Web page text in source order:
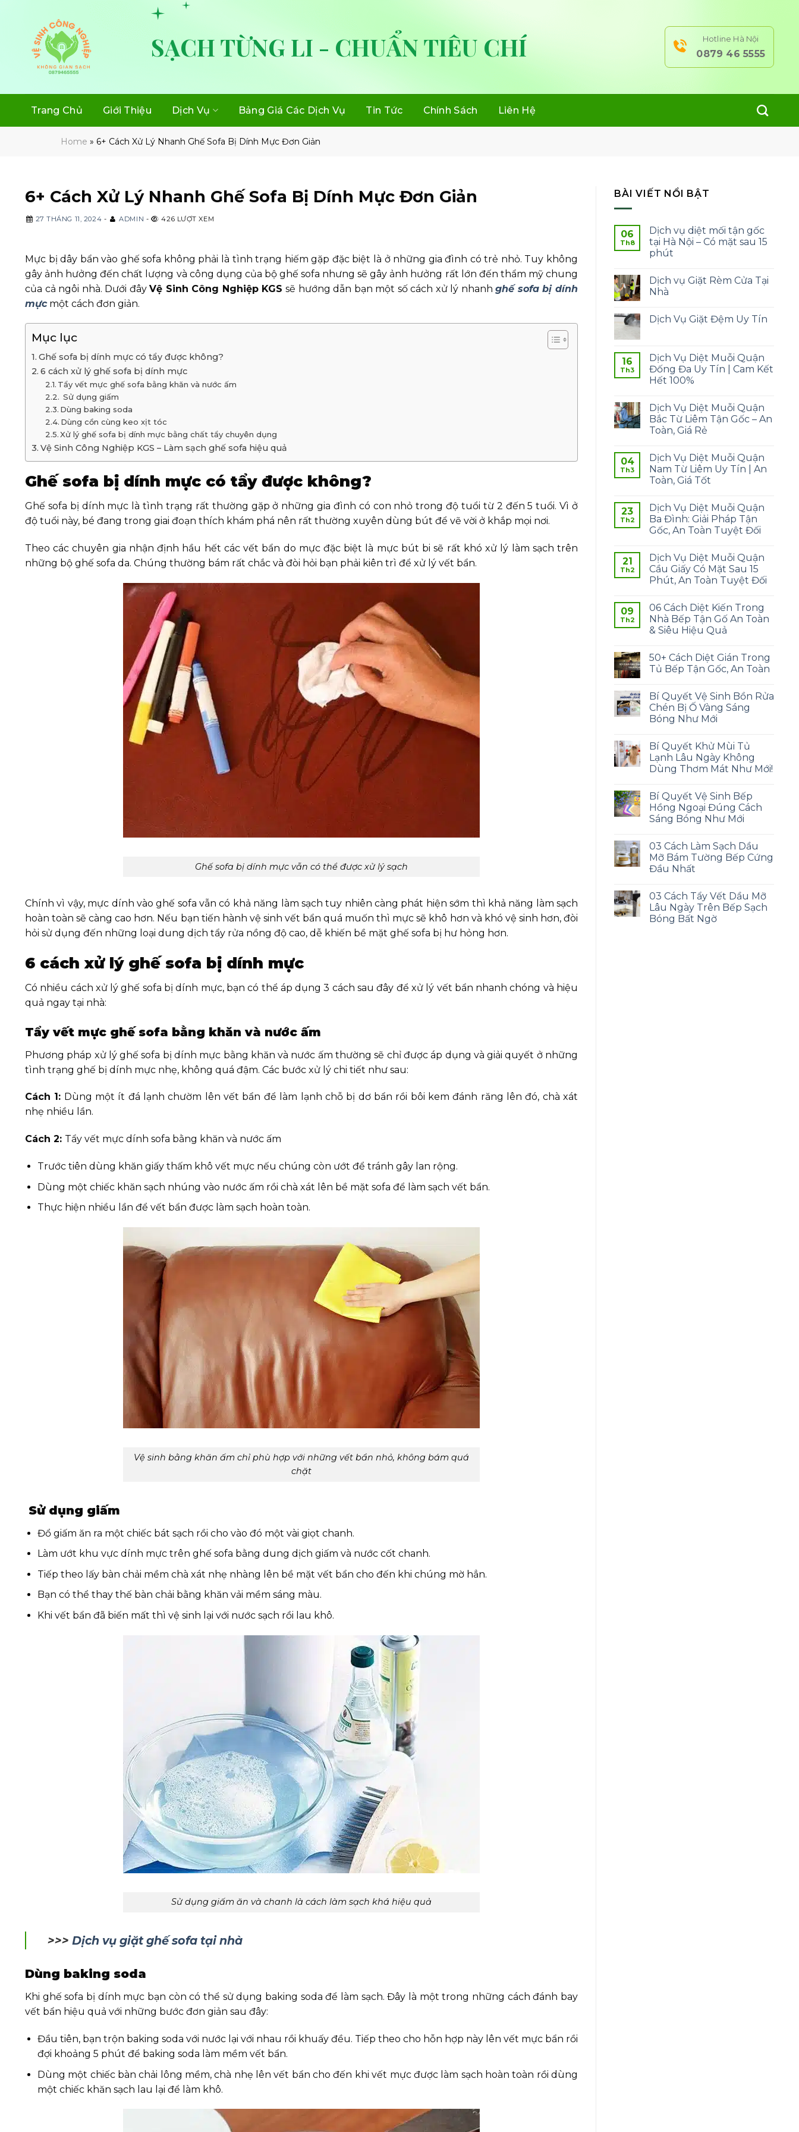
content
SẠCH TỪNG LI - CHUẨN TIÊU CHÍ Hotline Hà Nội
0879 46 5555
Trang Chủ Giới Thiệu Dịch Vụ Bảng Giá Các Dịch Vụ Tin Tức Chính Sách Liên Hệ
Home » 6+ Cách Xử Lý Nhanh Ghế Sofa Bị Dính Mực Đơn Giản
6+ Cách Xử Lý Nhanh Ghế Sofa Bị Dính Mực Đơn Giản
27 THÁNG 11, 2024 - ADMIN - 426 LƯỢT XEM
Mực bị dây bẩn vào ghế sofa không phải là tình trạng hiếm gặp đặc biệt là ở những gia đình có trẻ nhỏ. Tuy không
gây ảnh hưởng đến chất lượng và công dụng của bộ ghế sofa nhưng sẽ gây ảnh hưởng rất lớn đến thẩm mỹ chung
của cả ngôi nhà. Dưới đâyVệ Sinh Công Nghiệp KGS sẽ hướng dẫn bạn một số cách xử lý nhanhghế sofa bị dính
mựcmột cách đơn giản.
Mục lục
Ghế sofa bị dính mực có tẩy được không?
6 cách xử lý ghế sofa bị dính mực
Tẩy vết mực ghế sofa bằng khăn và nước ấm
Sử dụng giấm
Dùng baking soda
Dùng cồn cùng keo xịt tóc
Xử lý ghế sofa bị dính mực bằng chất tẩy chuyên dụng
Vệ Sinh Công Nghiệp KGS – Làm sạch ghế sofa hiệu quả
Ghế sofa bị dính mực có tẩy được không?
Ghế sofa bị dính mực là tình trạng rất thường gặp ở những gia đình có con nhỏ trong độ tuổi từ 2 đến 5 tuổi. Vì ở
độ tuổi này, bé đang trong giai đoạn thích khám phá nên rất thường xuyên dùng bút để vẽ vời ở khắp mọi nơi.
Theo các chuyên gia nhận định hầu hết các vết bẩn do mực đặc biệt là mực bút bi sẽ rất khó xử lý làm sạch trên
những bộ ghế sofa da. Chúng thường bám rất chắc và đòi hỏi bạn phải kiên trì để xử lý vết bẩn.
Ghế sofa bị dính mực vẫn có thể được xử lý sạch
Chính vì vậy, mực dính vào ghế sofa vẫn có khả năng làm sạch tuy nhiên càng phát hiện sớm thì khả năng làm sạch
hoàn toàn sẽ càng cao hơn. Nếu bạn tiến hành vệ sinh vết bẩn quá muốn thì mực sẽ khô hơn và khó vệ sinh hơn, đòi
hỏi sử dụng đến những loại dung dịch tẩy rửa nồng độ cao, dễ khiến bề mặt ghế sofa bị hư hỏng hơn.
6 cách xử lý ghế sofa bị dính mực
Có nhiều cách xử lý ghế sofa bị dính mực, bạn có thể áp dụng 3 cách sau đây để xử lý vết bẩn nhanh chóng và hiệu
quả ngay tại nhà:
Tẩy vết mực ghế sofa bằng khăn và nước ấm
Phương pháp xử lý ghế sofa bị dính mực bằng khăn và nước ấm thường sẽ chỉ được áp dụng và giải quyết ở những
tình trạng ghế bị dính mực nhẹ, không quá đậm. Các bước xử lý chi tiết như sau:
Cách 1: Dùng một ít đá lạnh chườm lên vết bẩn để làm lạnh chỗ bị dơ bẩn rồi bôi kem đánh răng lên đó, chà xát
nhẹ nhiều lần.
Cách 2: Tẩy vết mực dính sofa bằng khăn và nước ấm
Trước tiên dùng khăn giấy thấm khô vết mực nếu chúng còn ướt để tránh gây lan rộng.
Dùng một chiếc khăn sạch nhúng vào nước ấm rồi chà xát lên bề mặt sofa để làm sạch vết bẩn.
Thực hiện nhiều lần để vết bẩn được làm sạch hoàn toàn.
Vệ sinh bằng khăn ấm chỉ phù hợp với những vết bẩn nhỏ, không bám quá
chặt
Sử dụng giấm
Đổ giấm ăn ra một chiếc bát sạch rồi cho vào đó một vài giọt chanh.
Làm ướt khu vực dính mực trên ghế sofa bằng dung dịch giấm và nước cốt chanh.
Tiếp theo lấy bàn chải mềm chà xát nhẹ nhàng lên bề mặt vết bẩn cho đến khi chúng mờ hẳn.
Bạn có thể thay thế bàn chải bằng khăn vải mềm sáng màu.
Khi vết bẩn đã biến mất thì vệ sinh lại với nước sạch rồi lau khô.
Sử dụng giấm ăn và chanh là cách làm sạch khá hiệu quả
>>> Dịch vụ giặt ghế sofa tại nhà
Dùng baking soda
Khi ghế sofa bị dính mực bạn còn có thể sử dụng baking soda để làm sạch. Đây là một trong những cách đánh bay
vết bẩn hiệu quả với những bước đơn giản sau đây:
Đầu tiên, bạn trộn baking soda với nước lại với nhau rồi khuấy đều. Tiếp theo cho hỗn hợp này lên vết mực bẩn rồi
đợi khoảng 5 phút để baking soda làm mềm vết bẩn.
Dùng một chiếc bàn chải lông mềm, chà nhẹ lên vết bẩn cho đến khi vết mực được làm sạch hoàn toàn rồi dùng
một chiếc khăn sạch lau lại để làm khô.
BÀI VIẾT NỔI BẬT
06
Th8
Dịch vụ diệt mối tận gốc
tại Hà Nội – Có mặt sau 15
phút
Dịch vụ Giặt Rèm Cửa Tại
Nhà
Dịch Vụ Giặt Đệm Uy Tín
16
Th3
Dịch Vụ Diệt Muỗi Quận
Đống Đa Uy Tín | Cam Kết
Hết 100%
Dịch Vụ Diệt Muỗi Quận
Bắc Từ Liêm Tận Gốc – An
Toàn, Giá Rẻ
04
Th3
Dịch Vụ Diệt Muỗi Quận
Nam Từ Liêm Uy Tín | An
Toàn, Giá Tốt
23
Th2
Dịch Vụ Diệt Muỗi Quận
Ba Đình: Giải Pháp Tận
Gốc, An Toàn Tuyệt Đối
21
Th2
Dịch Vụ Diệt Muỗi Quận
Cầu Giấy Có Mặt Sau 15
Phút, An Toàn Tuyệt Đối
09
Th2
06 Cách Diệt Kiến Trong
Nhà Bếp Tận Gố An Toàn
& Siêu Hiệu Quả
50+ Cách Diệt Gián Trong
Tủ Bếp Tận Gốc, An Toàn
Bí Quyết Vệ Sinh Bồn Rửa
Chén Bị Ố Vàng Sáng
Bóng Như Mới
Bí Quyết Khử Mùi Tủ
Lạnh Lâu Ngày Không
Dùng Thơm Mát Như Mới!
Bí Quyết Vệ Sinh Bếp
Hồng Ngoại Đúng Cách
Sáng Bóng Như Mới
03 Cách Làm Sạch Dầu
Mỡ Bám Tường Bếp Cứng
Đầu Nhất
03 Cách Tẩy Vết Dầu Mỡ
Lâu Ngày Trên Bếp Sạch
Bóng Bất Ngờ